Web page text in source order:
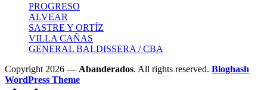
PROGRESO
ALVEAR
SASTRE Y ORTÍZ
VILLA CAÑAS
GENERAL BALDISSERA / CBA
Copyright 2026 — Abanderados. All rights reserved. Bloghash
WordPress Theme